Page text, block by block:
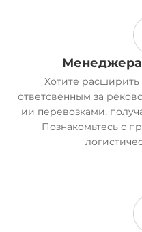
Хотите расширить
ответсвенным за
ии перевозками,
Познакомьтесь с